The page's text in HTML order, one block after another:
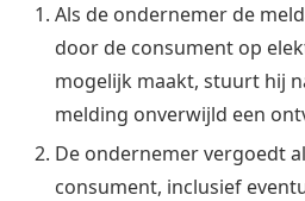
Als de ondernemer de
door de consument op
mogelijk maakt, stuurt hij
melding onverwijld een
De ondernemer vergoedt
consument, inclusief